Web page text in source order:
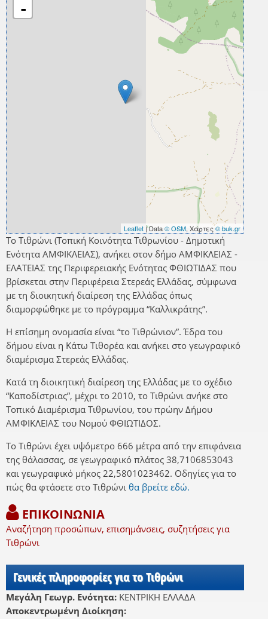
-
Leaflet | Data© OSM, Χάρτες© buk.gr
Το Τιθρώνι (Τοπική Κοινότητα Τιθρωνίου - Δημοτική
Ενότητα ΑΜΦΙΚΛΕΙΑΣ), ανήκει στον δήμο ΑΜΦΙΚΛΕΙΑΣ -
ΕΛΑΤΕΙΑΣ της Περιφερειακής Ενότητας ΦΘΙΩΤΙΔΑΣ που
βρίσκεται στην Περιφέρεια Στερεάς Ελλάδας, σύμφωνα
με τη διοικητική διαίρεση της Ελλάδας όπως
διαμορφώθηκε με το πρόγραμμα “Καλλικράτης”.
Η επίσημη ονομασία είναι “το Τιθρώνιον”. Έδρα του
δήμου είναι η Κάτω Τιθορέα και ανήκει στο γεωγραφικό
διαμέρισμα Στερεάς Ελλάδας.
Κατά τη διοικητική διαίρεση της Ελλάδας με το σχέδιο
“Καποδίστριας”, μέχρι το 2010, το Τιθρώνι ανήκε στο
Τοπικό Διαμέρισμα Τιθρωνίου, του πρώην Δήμου
ΑΜΦΙΚΛΕΙΑΣ του Νομού ΦΘΙΩΤΙΔΟΣ.
Το Τιθρώνι έχει υψόμετρο 666 μέτρα από την επιφάνεια
της θάλασσας, σε γεωγραφικό πλάτος 38,7106853043
και γεωγραφικό μήκος 22,5801023462. Οδηγίες για το
πώς θα φτάσετε στο Τιθρώνι θα βρείτε εδώ.
ΕΠΙΚΟΙΝΩΝΙΑ
Αναζήτηση προσώπων, επισημάνσεις, συζητήσεις για
Τιθρώνι
Γενικές πληροφορίες για το Τιθρώνι
Μεγάλη Γεωγρ. Ενότητα: ΚΕΝΤΡΙΚΗ ΕΛΛΑΔΑ
Αποκεντρωμένη Διοίκηση: